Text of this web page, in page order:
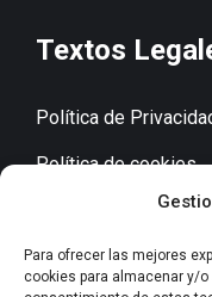
Para ofrecer las mejores
cookies para almacenar y/
Textos
Política de
Política de cookies
Accesibilidad